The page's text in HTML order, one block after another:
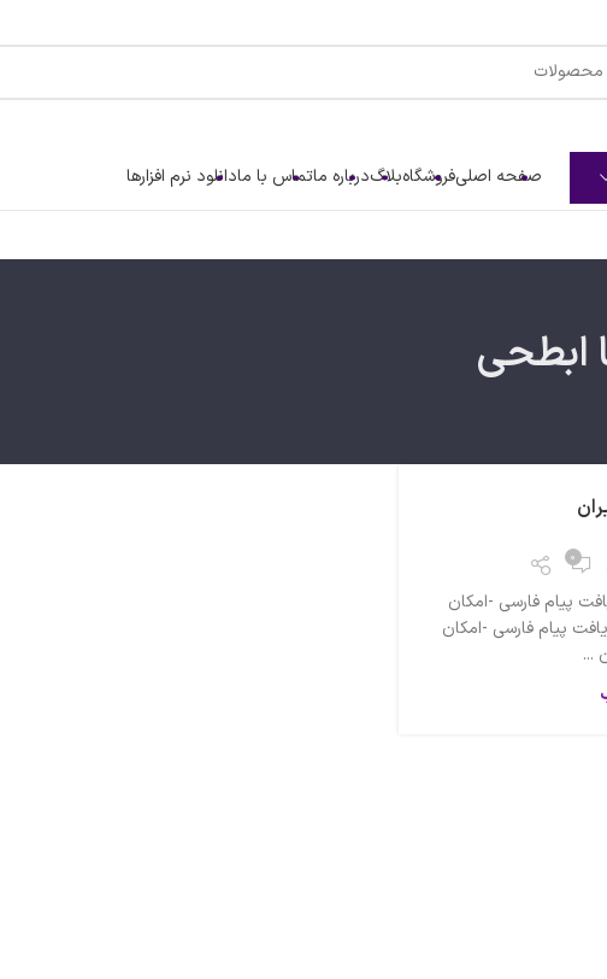
صفحه اصلیفروشگاهبلاگدرباره ماتماس با مادانلود نرم افزارها
ابطحی
0
-دارای8زون -دریافت پیام فارسی -امکان
پیام فارسی -امکان
...